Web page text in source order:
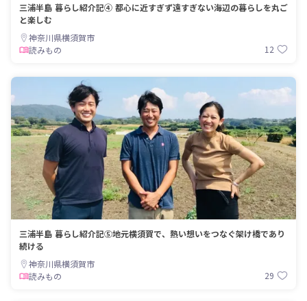
三浦半島 暮らし紹介記④ 都心に近すぎず遠すぎない海辺の暮らしを丸ご
と楽しむ
神奈川県横須賀市
読みもの
12
三浦半島 暮らし紹介記⑤地元横須賀で、熱い想いをつなぐ架け橋であり
続ける
神奈川県横須賀市
読みもの
29